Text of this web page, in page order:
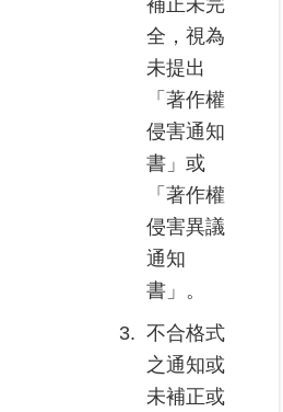
補正未完
全，視為
未提出
「著作權
侵害通知
書」或
「著作權
侵害異議
通知
書」。
3. 不合格式
之通知或
未補正或